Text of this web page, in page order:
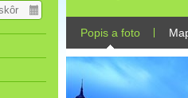
Popis a foto